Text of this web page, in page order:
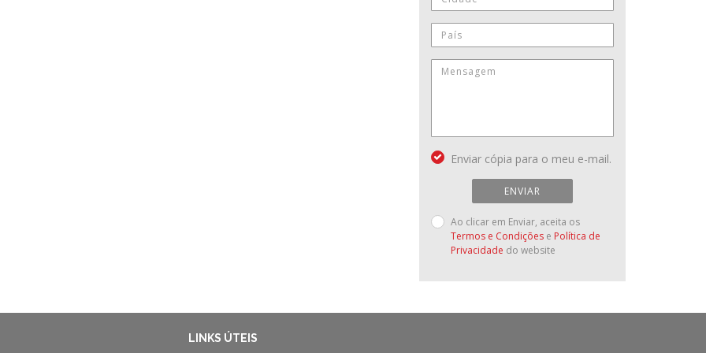
Enviar cópia para o meu e-mail.
ENVIAR
Ao clicar em Enviar, aceita os
Termos e Condiçõese Política de
Privacidade do website
LINKS ÚTEIS